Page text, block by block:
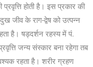
होती है। इस प्रकार की
जीव के राग-द्वेष को उत्पन्न
है। षड्दर्शन रहस्य में पं.
जन्य संस्कार बना रहेगा तब
रहता है। शरीर ग्रहण